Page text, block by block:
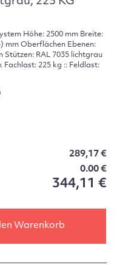
Höhe: 2500 mm Breite:
mm Oberflächen Ebenen:
Stützen: RAL 7035 lichtgrau
Fachlast: 225 kg :: Feldlast:
289,17 €
0.00 €
344,11 €
Warenkorb